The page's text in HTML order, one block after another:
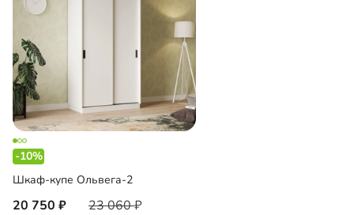
-10%
Шкаф-купе Ольвега-2
20 750 23 060